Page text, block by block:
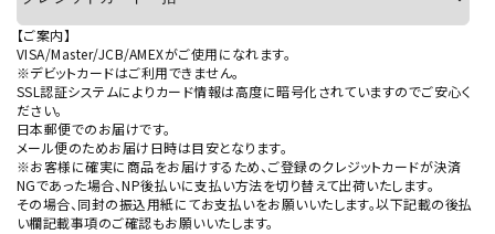
【ご案内】
VISA/Master/JCB/AMEXがご使用になれます。
※デビットカードはご利用できません。
SSL認証システムによりカード情報は高度に暗号化されていますのでご安心く
ださい。
日本郵便でのお届けです。
メール便のためお届け日時は目安となります。
※お客様に確実に商品をお届けするため、ご登録のクレジットカードが決済
NGであった場合、NP後払いに支払い方法を切り替えて出荷いたします。
その場合、同封の振込用紙にてお支払いをお願いいたします。以下記載の後払
い欄記載事項のご確認もお願いいたします。